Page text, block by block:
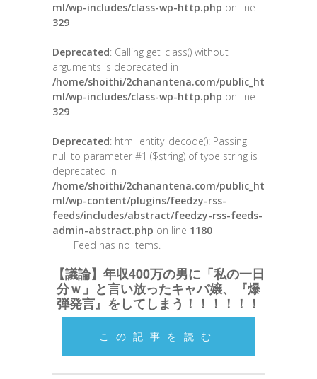
ml/wp-includes/class-wp-http.php on line
329
Deprecated: Calling get_class() without
arguments is deprecated in
/home/shoithi/2chanantena.com/public_ht
ml/wp-includes/class-wp-http.php on line
329
Deprecated: html_entity_decode(): Passing
null to parameter #1 ($string) of type string is
deprecated in
/home/shoithi/2chanantena.com/public_ht
ml/wp-content/plugins/feedzy-rss-
feeds/includes/abstract/feedzy-rss-feeds-
admin-abstract.php on line 1180
Feed has no items.
【議論】年収400万の男に「私の一日
分ｗ」と言い放ったキャバ嬢、『爆
弾発言』をしてしまう！！！！！！
この記事を読む